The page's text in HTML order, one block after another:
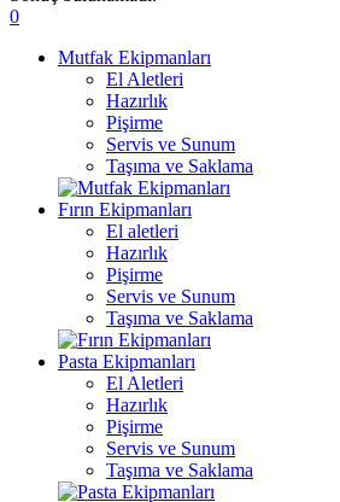
0
Mutfak Ekipmanları
El Aletleri
Hazırlık
Pişirme
Servis ve Sunum
Taşıma ve Saklama
Fırın Ekipmanları
El aletleri
Hazırlık
Pişirme
Servis ve Sunum
Taşıma ve Saklama
Pasta Ekipmanları
El Aletleri
Hazırlık
Pişirme
Servis ve Sunum
Taşıma ve Saklama